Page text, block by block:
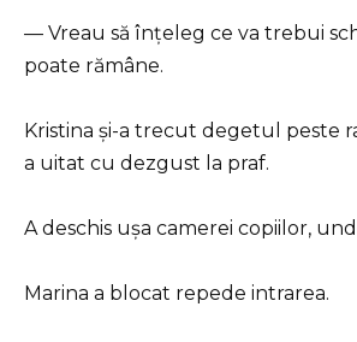
— Vreau să înțeleg ce va trebui
poate rămâne.
Kristina și-a trecut degetul peste
a uitat cu dezgust la praf.
A deschis ușa camerei copiilor,
Marina a blocat repede intrarea.